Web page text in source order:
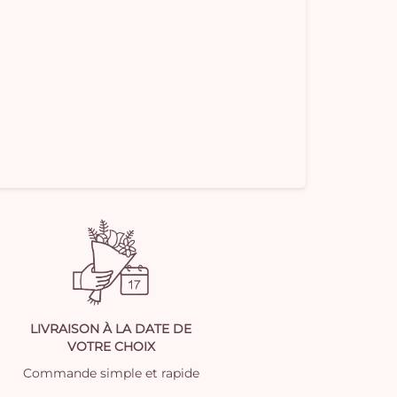
LIVRAISON À LA DATE DE
VOTRE CHOIX
Commande simple et rapide